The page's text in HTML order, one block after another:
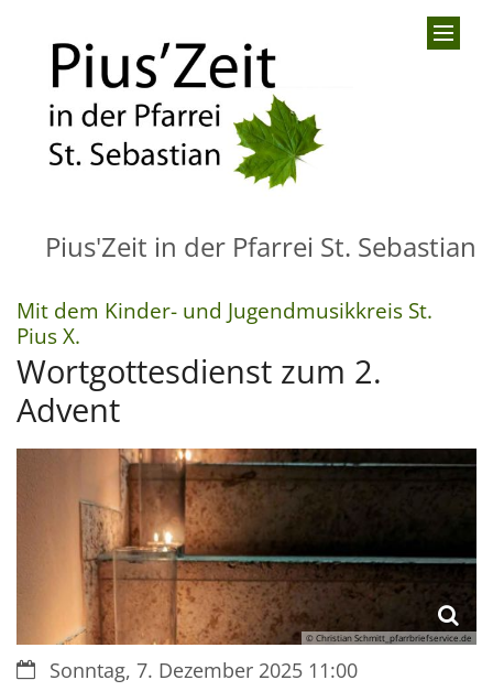
Pius'Zeit in der Pfarrei St. Sebastian
Mit dem Kinder- und Jugendmusikkreis St.
Pius X.
Wortgottesdienst zum 2.
Advent
© Christian Schmitt_pfarrbriefservice.de
Datum:Sonntag, 7. Dezember 2025 11:00